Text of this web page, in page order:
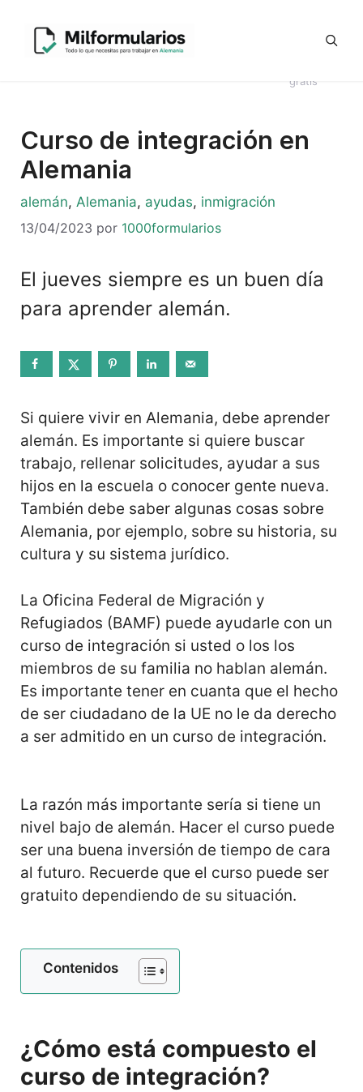
contenido Telegram
#8044
(sin
Revisión
CV en
Kündigung
gratis
Curso de integración en
Alemania
Categorías
alemán, Alemania, ayudas, inmigración
13/04/2023 por 1000formularios
El jueves siempre es un buen día
para aprender alemán.
Si quiere vivir en Alemania, debe aprender
alemán. Es importante si quiere buscar
trabajo, rellenar solicitudes, ayudar a sus
hijos en la escuela o conocer gente nueva.
También debe saber algunas cosas sobre
Alemania, por ejemplo, sobre su historia, su
cultura y su sistema jurídico.
La Oficina Federal de Migración y
Refugiados (BAMF) puede ayudarle con un
curso de integración si usted o los los
miembros de su familia no hablan alemán.
Es importante tener en cuanta que el hecho
de ser ciudadano de la UE no le da derecho
a ser admitido en un curso de integración.
La razón más importante sería si tiene un
nivel bajo de alemán. Hacer el curso puede
ser una buena inversión de tiempo de cara
al futuro. Recuerde que el curso puede ser
gratuito dependiendo de su situación.
Contenidos
¿Cómo está compuesto el
curso de integración?